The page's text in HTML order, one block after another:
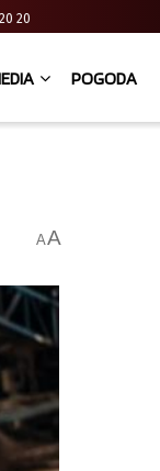
20 20
POGODA
AA